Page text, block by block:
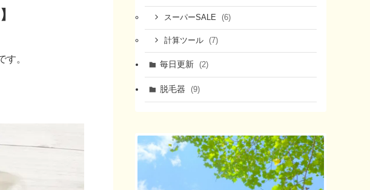
。
スーパーSALE (6)
計算ツール (7)
毎日更新 (2)
脱毛器 (9)